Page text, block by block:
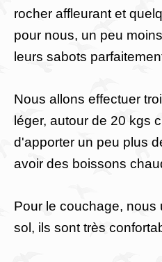
rocher affleurant et
pour nous, un peu
leurs sabots
Nous allons effectuer
léger, autour de 20 kgs
d'apporter un peu plus
avoir des boissons
Pour le couchage, nous
sol, ils sont très